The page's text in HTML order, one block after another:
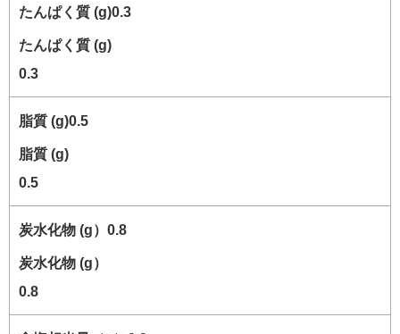
たんぱく質 (g)
0.3
脂質 (g)
0.5
炭水化物 (g）
0.8